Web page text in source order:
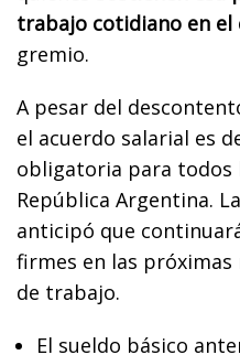
trabajo cotidiano en el
gremio.
A pesar del
el acuerdo salarial es
obligatoria para todos
República Argentina.
anticipó que
firmes en las
de trabajo.
El sueldo básico